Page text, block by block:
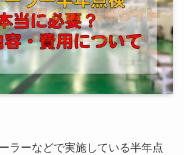
ラーなどで実施している半年点